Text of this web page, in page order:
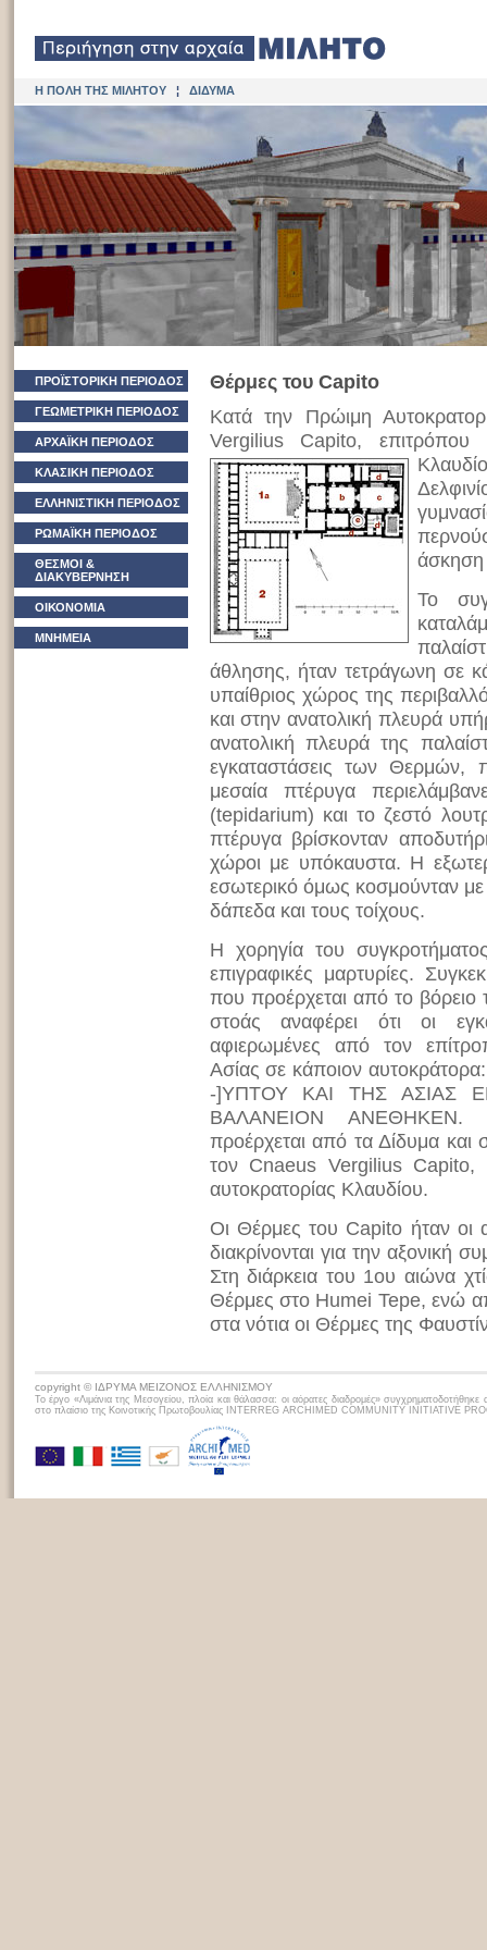
Η ΠΟΛΗ ΤΗΣ ΜΙΛΗΤΟΥ¦ ΔΙΔΥΜΑ
ΠΡΟΪΣΤΟΡΙΚΗ ΠΕΡΙΟΔΟΣ
ΓΕΩΜΕΤΡΙΚΗ ΠΕΡΙΟΔΟΣ
ΑΡΧΑΪΚΗ ΠΕΡΙΟΔΟΣ
ΚΛΑΣΙΚΗ ΠΕΡΙΟΔΟΣ
ΕΛΛΗΝΙΣΤΙΚΗ ΠΕΡΙΟΔΟΣ
ΡΩΜΑΪΚΗ ΠΕΡΙΟΔΟΣ
ΘΕΣΜΟΙ &
ΔΙΑΚΥΒΕΡΝΗΣΗ
ΟΙΚΟΝΟΜΙΑ
ΜΝΗΜΕΙΑ
Θέρμες του Capito
Κατά την Πρώιμη
Vergilius Capito, επιτρόπου
άσκηση
Το
άθλησης, ήταν τετράγωνη σε
υπαίθριος χώρος της
και στην ανατολική πλευρά
ανατολική πλευρά της
εγκαταστάσεις των Θερμών,
μεσαία πτέρυγα
(tepidarium) και το ζεστό
πτέρυγα βρίσκονταν
χώροι με υπόκαυστα. Η
εσωτερικό όμως κοσμούνταν
δάπεδα και τους τοίχους.
Η χορηγία του
επιγραφικές μαρτυρίες.
που προέρχεται από το βόρειο
στοάς αναφέρει ότι οι
αφιερωμένες από τον
Ασίας σε κάποιον
-]ΥΠΤΟΥ ΚΑΙ ΤΗΣ ΑΣΙΑΣ
ΒΑΛΑΝΕΙΟΝ ΑΝΕΘΗΚΕΝ.
προέρχεται από τα Δίδυμα και
τον Cnaeus Vergilius Capito,
αυτοκρατορίας Κλαυδίου.
Oι Θέρμες του Capito ήταν οι
διακρίνονται για την αξονική
Στη διάρκεια του 1ου αιώνα
Θέρμες στο Humei Tepe, ενώ
στα νότια οι Θέρμες της
copyright © ΙΔΡΥΜΑ ΜΕΙΖΟΝΟΣ ΕΛΛΗΝΙΣΜΟΥ
Το έργο «Λιμάνια της Μεσογείου, πλoία και θάλασσα: οι αόρατες διαδρομές»
στο πλαίσιο της Κοινοτικής Πρωτοβουλίας INTERREG ARCHIMED COMMUNITY INITIATIVE